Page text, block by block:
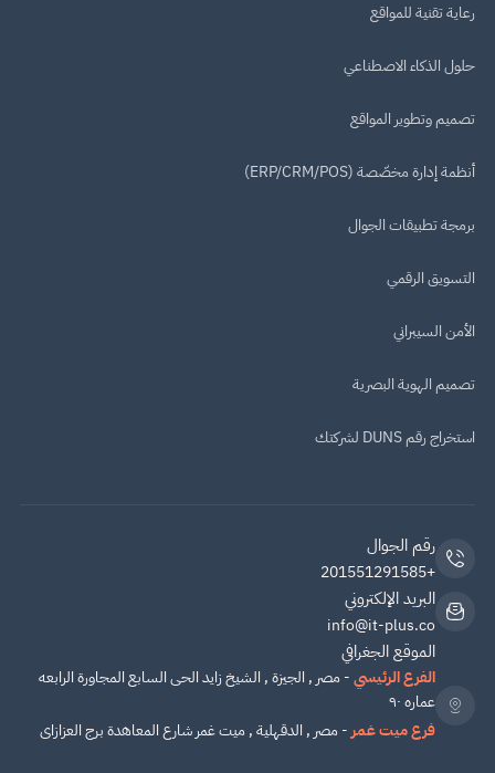
رعاية تقنية للمواقع
حلول الذكاء الاصطناعي
تصميم وتطوير المواقع
أنظمة إدارة مخصّصة (ERP/CRM/POS)
برمجة تطبيقات الجوال
التسويق الرقمي
الأمن السيبراني
تصميم الهوية البصرية
استخراج رقم DUNS لشركتك
رقم الجوال
+201551291585
البريد الإلكتروني
info@it-plus.co
الموقع الجغرافي
الفرع الرئيسي- مصر , الجيزة , الشيخ زايد الحى السابع المجاورة الرابعه
عماره ٩٠
فرع ميت غمر - مصر , الدقهلية , ميت غمر شارع المعاهدة برج العزازاى